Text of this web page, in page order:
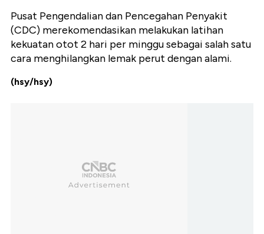
Pusat Pengendalian dan Pencegahan Penyakit
(CDC) merekomendasikan melakukan latihan
kekuatan otot 2 hari per minggu sebagai salah satu
cara menghilangkan lemak perut dengan alami.
(hsy/hsy)